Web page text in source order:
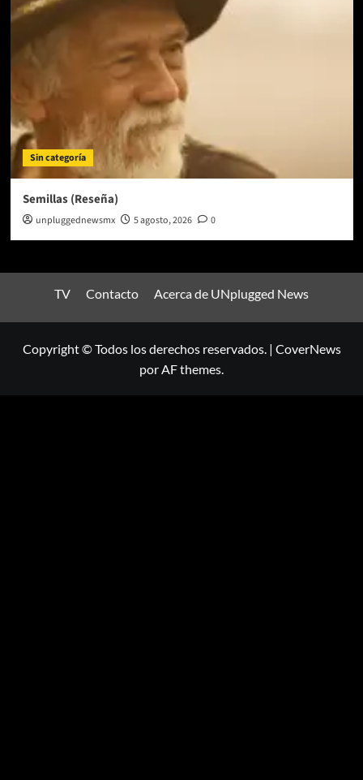
Sin categoría
Semillas (Reseña)
unpluggednewsmx 5 agosto, 2026 0
TV Contacto Acerca de UNplugged News
Copyright © Todos los derechos reservados. | CoverNews
por AF themes.